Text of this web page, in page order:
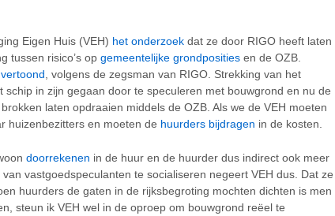
Eigen Huis (VEH) het onderzoek dat ze door RIGO heeft laten
tussen risico’s op gemeentelijke grondposities en de OZB.
vertoond , volgens de zegsman van RIGO. Strekking van het
schip in zijn gegaan door te speculeren met bouwgrond en nu de
laten opdraaien middels de OZB. Als we de VEH moeten
huizenbezitters en moeten de huurders bijdragen in de kosten.
doorrekenen in de huur en de huurder dus indirect ook meer
vastgoedspeculanten te socialiseren negeert VEH dus. Dat ze
huurders de gaten in de rijksbegroting mochten dichten is men
steun ik VEH wel in de oproep om bouwgrond reëel te